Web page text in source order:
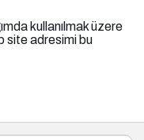
kullanılmak üzere
site adresimi bu